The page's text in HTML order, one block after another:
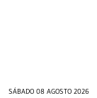
SÁBADO 08 AGOSTO 2026